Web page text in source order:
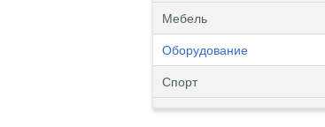
Мебель
Оборудование
Спорт